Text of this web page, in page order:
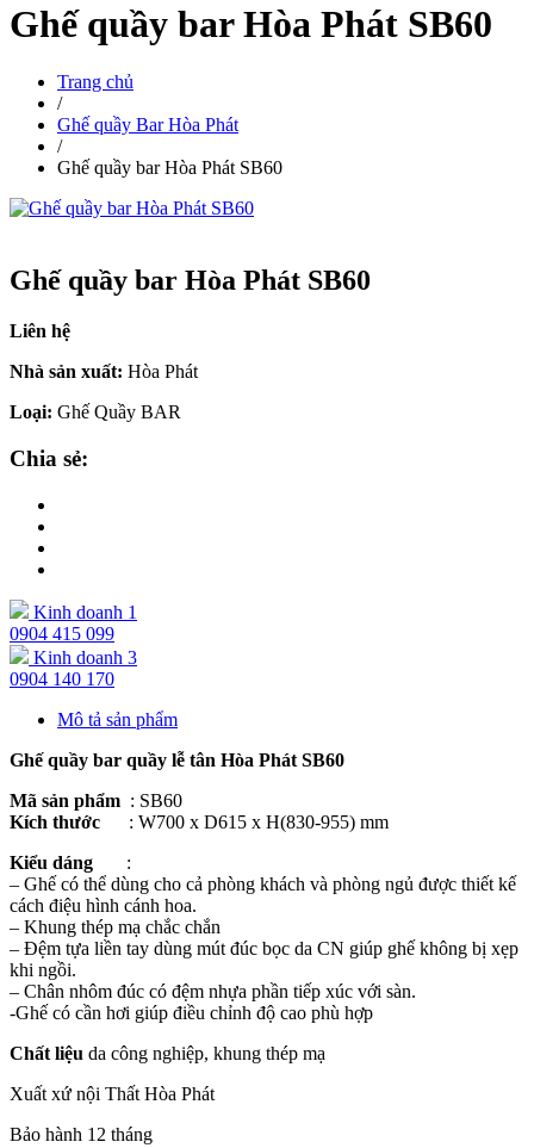
Ghế quầy bar Hòa Phát SB60
Trang chủ
/
Ghế quầy Bar Hòa Phát
/
Ghế quầy bar Hòa Phát SB60
Ghế quầy bar Hòa Phát SB60
Liên hệ
Nhà sản xuất: Hòa Phát
Loại: Ghế Quầy BAR
Chia sẻ:
Kinh doanh 1
0904 415 099
Kinh doanh 3
0904 140 170
Mô tả sản phẩm
Ghế quầy bar quầy lễ tân Hòa Phát SB60
Mã sản phẩm : SB60
Kích thước : W700 x D615 x H(830-955) mm
Kiểu dáng :
– Ghế có thể dùng cho cả phòng khách và phòng ngủ được thiết kế
cách điệu hình cánh hoa.
– Khung thép mạ chắc chắn
– Đệm tựa liền tay dùng mút đúc bọc da CN giúp ghế không bị xẹp
khi ngồi.
– Chân nhôm đúc có đệm nhựa phần tiếp xúc với sàn.
-Ghế có cần hơi giúp điều chỉnh độ cao phù hợp
Chất liệu da công nghiệp, khung thép mạ
Xuất xứ nội Thất Hòa Phát
Bảo hành 12 tháng